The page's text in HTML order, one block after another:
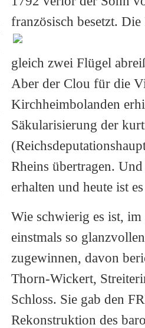
französisch besetzt.
gleich zwei Flügel
Aber der Clou für die
Kirchheimbolanden
Säkularisierung der
Rheins übertragen.
erhalten und heute ist
Wie schwierig es ist,
einstmals so
zugewinnen, davon
Thorn-Wickert,
Schloss. Sie gab den
Rekonstruktion des